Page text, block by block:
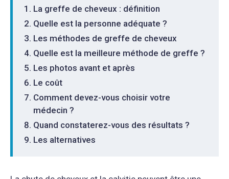
La greffe de cheveux : définition
Quelle est la personne adéquate ?
Les méthodes de greffe de cheveux
Quelle est la meilleure méthode de greffe ?
Les photos avant et après
Le coût
Comment devez-vous choisir votre
médecin ?
Quand constaterez-vous des résultats ?
Les alternatives